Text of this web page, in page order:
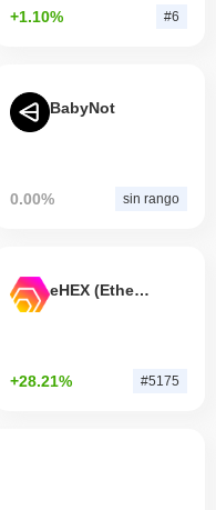
+1.10% #6
BabyNot
0.00% sin rango
eHEX (Ethereum)
+28.21% #5175